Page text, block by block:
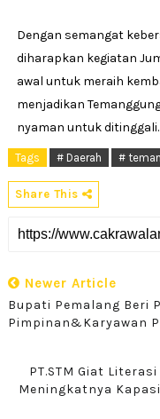
Dengan semangat
diharapkan kegiatan
awal untuk meraih
menjadikan
nyaman untuk
Tags # Daerah #
Share This
Newer Article
Bupati Pemalang Beri
Pimpinan&Karyawan
PT.STM Giat
Meningkatnya